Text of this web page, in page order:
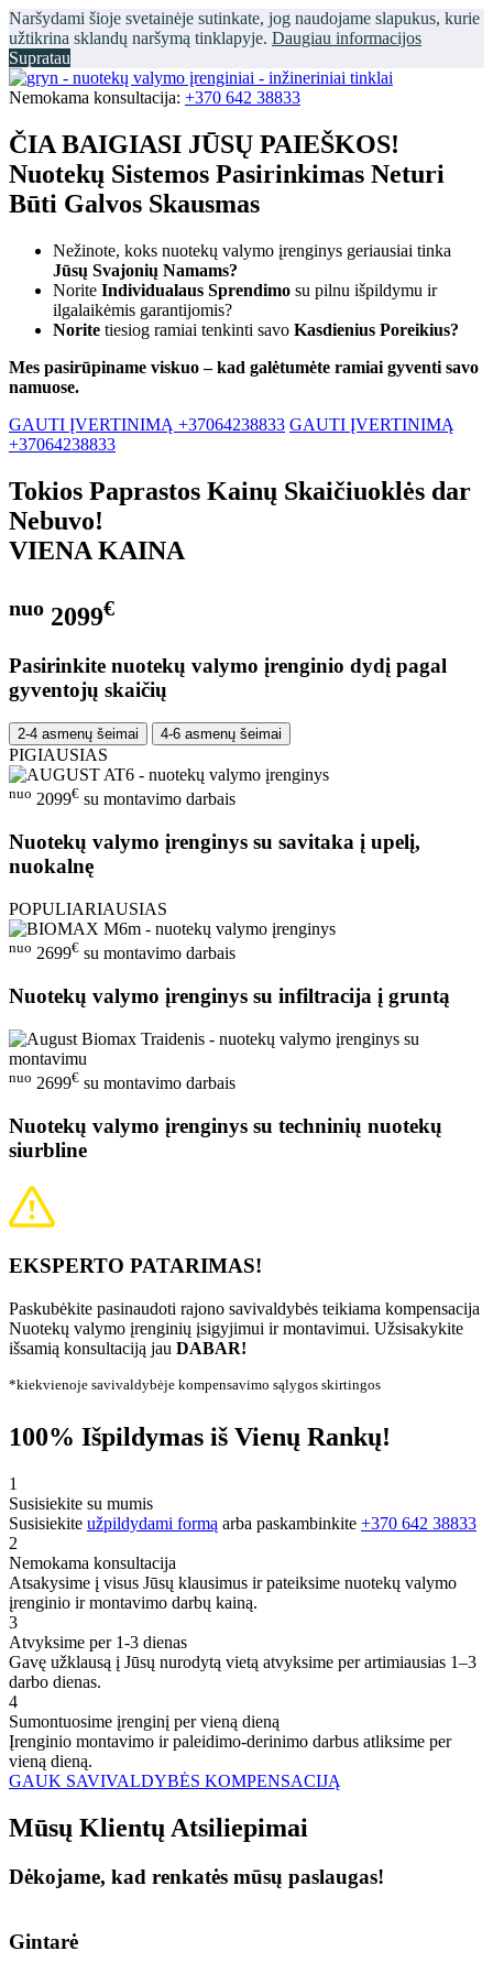
Naršydami šioje svetainėje sutinkate, jog naudojame slapukus, kurie
užtikrina sklandų naršymą tinklapyje. Daugiau informacijos
Supratau
Nemokama konsultacija: +370 642 38833
ČIA BAIGIASI JŪSŲ PAIEŠKOS!
Nuotekų Sistemos Pasirinkimas Neturi
Būti Galvos Skausmas
Nežinote, koks nuotekų valymo įrenginys geriausiai tinka
Jūsų Svajonių Namams?
Norite Individualaus Sprendimo su pilnu išpildymu ir
ilgalaikėmis garantijomis?
Norite tiesiog ramiai tenkinti savo Kasdienius Poreikius?
Mes pasirūpiname viskuo – kad galėtumėte ramiai gyventi savo
namuose.
GAUTI ĮVERTINIMĄ +37064238833 GAUTI ĮVERTINIMĄ
+37064238833
Tokios Paprastos Kainų Skaičiuoklės dar
Nebuvo!
VIENA KAINA
nuo 2099€
Pasirinkite nuotekų valymo įrenginio dydį pagal
gyventojų skaičių
2-4 asmenų šeimai 4-6 asmenų šeimai
PIGIAUSIAS
nuo 2099€ su montavimo darbais
Nuotekų valymo įrenginys su savitaka į upelį,
nuokalnę
POPULIARIAUSIAS
nuo 2699€ su montavimo darbais
Nuotekų valymo įrenginys su infiltracija į gruntą
nuo 2699€ su montavimo darbais
Nuotekų valymo įrenginys su techninių nuotekų
siurbline
EKSPERTO PATARIMAS!
Paskubėkite pasinaudoti rajono savivaldybės teikiama kompensacija
Nuotekų valymo įrenginių įsigyjimui ir montavimui. Užsisakykite
išsamią konsultaciją jau DABAR!
*kiekvienoje savivaldybėje kompensavimo sąlygos skirtingos
100% Išpildymas iš Vienų Rankų!
1
Susisiekite su mumis
Susisiekite užpildydami formą arba paskambinkite +370 642 38833
2
Nemokama konsultacija
Atsakysime į visus Jūsų klausimus ir pateiksime nuotekų valymo
įrenginio ir montavimo darbų kainą.
3
Atvyksime per 1-3 dienas
Gavę užklausą į Jūsų nurodytą vietą atvyksime per artimiausias 1–3
darbo dienas.
4
Sumontuosime įrenginį per vieną dieną
Įrenginio montavimo ir paleidimo-derinimo darbus atliksime per
vieną dieną.
GAUK SAVIVALDYBĖS KOMPENSACIJĄ
Mūsų Klientų Atsiliepimai
Dėkojame, kad renkatės mūsų paslaugas!
Gintarė